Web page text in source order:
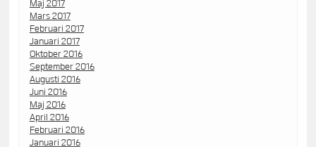
Maj 2017
Mars 2017
Februari 2017
Januari 2017
Oktober 2016
September 2016
Augusti 2016
Juni 2016
Maj 2016
April 2016
Februari 2016
Januari 2016